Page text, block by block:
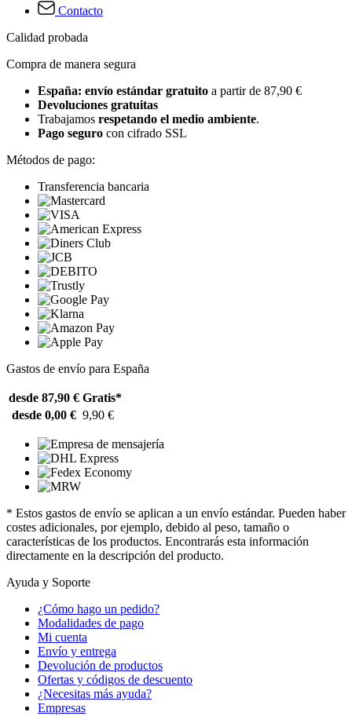
Contacto
Calidad probada
Compra de manera segura
España: envío estándar gratuito a partir de 87,90 €
Devoluciones gratuitas
Trabajamos respetando el medio ambiente.
Pago seguro con cifrado SSL
Métodos de pago:
Transferencia bancaria
Gastos de envío para España
desde 87,90 € Gratis*
desde 0,00 € 9,90 €
* Estos gastos de envío se aplican a un envío estándar. Pueden haber
costes adicionales, por ejemplo, debido al peso, tamaño o
características de los productos. Encontrarás esta información
directamente en la descripción del producto.
Ayuda y Soporte
¿Cómo hago un pedido?
Modalidades de pago
Mi cuenta
Envío y entrega
Devolución de productos
Ofertas y códigos de descuento
¿Necesitas más ayuda?
Empresas